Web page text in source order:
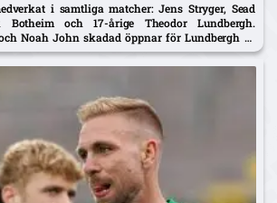
i samtliga matcher: Jens Stryger, Sead
Botheim och 17-årige Theodor Lundbergh.
Noah John skadad öppnar för Lundbergh vs